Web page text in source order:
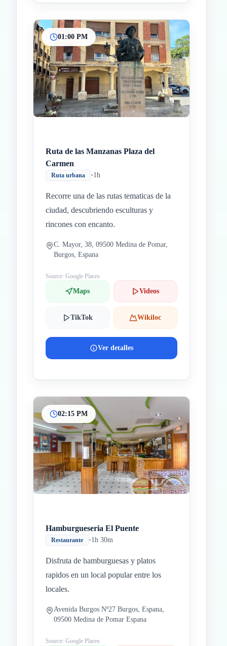
01:00 PM
Ruta de las Manzanas Plaza del
Carmen
Ruta urbana •1h
Recorre una de las rutas tematicas de la
ciudad, descubriendo esculturas y
rincones con encanto.
C. Mayor, 38, 09500 Medina de Pomar,
Burgos, Espana
Source: Google Places
Maps Videos
TikTok Wikiloc
Ver detalles
02:15 PM
Hamburgueseria El Puente
Restaurante •1h 30m
Disfruta de hamburguesas y platos
rapidos en un local popular entre los
locales.
Avenida Burgos Nº27 Burgos, Espana,
09500 Medina de Pomar Espana
Source: Google Places